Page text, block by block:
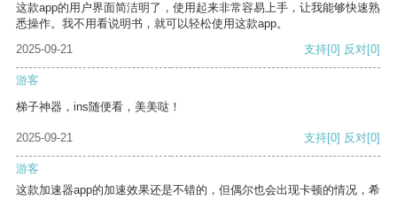
这款app的用户界面简洁明了，使用起来非常容易上手，让我能够快速熟
悉操作。我不用看说明书，就可以轻松使用这款app。
2025-09-21
支持[0] 反对[0]
游客
梯子神器，ins随便看，美美哒！
2025-09-21 支持[0] 反对[0]
游客
这款加速器app的加速效果还是不错的，但偶尔也会出现卡顿的情况，希